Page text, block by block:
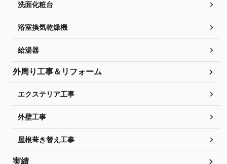
洗面化粧台
浴室換気乾燥機
給湯器
外周り工事＆リフォーム
エクステリア工事
外壁工事
屋根葺き替え工事
実績